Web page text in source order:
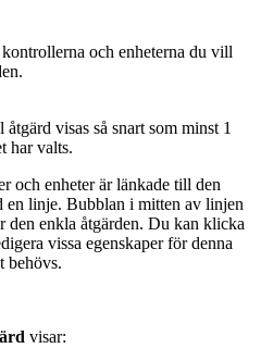
och enheterna du vill
visas så snart som minst 1
har valts.
och enheter är länkade till den
en linje. Bubblan i mitten av linjen
den enkla åtgärden. Du kan klicka
vissa egenskaper för denna
behövs.
visar: